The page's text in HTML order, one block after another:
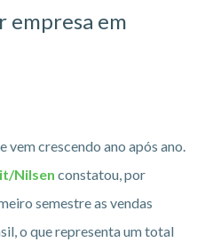
empresa em
vem crescendo ano após ano.
Nilsen constatou, por
semestre as vendas
o que representa um total